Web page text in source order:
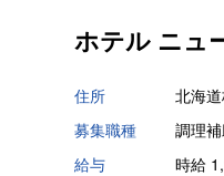
ホテル ニュ
住所
北海
募集職種
調理
給与
時給